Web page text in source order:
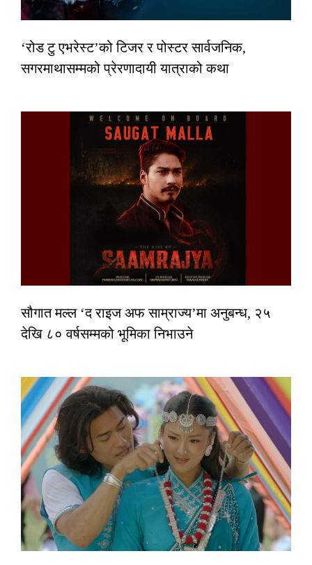
‘रोड टु एभरेस्ट’को टिजर र पोस्टर सार्वजनिक,
सगरमाथासम्मको प्रेरणादायी यात्राको कथा
सौगात मल्ल ‘द राइज अफ साम्राज्य’मा अनुबन्ध, २५
देखि ८० वर्षसम्मको भूमिका निभाउने